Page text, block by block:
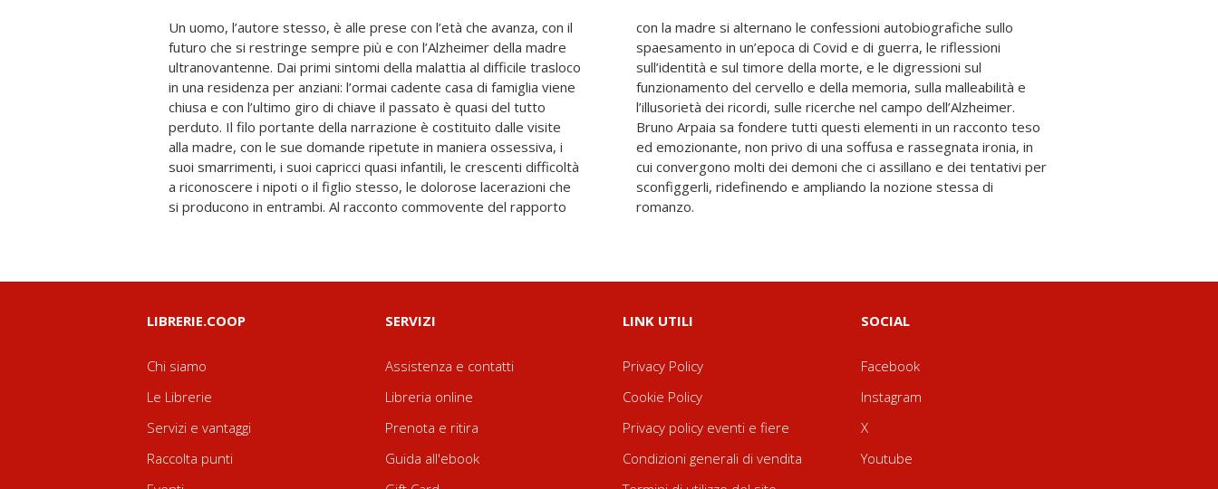
Un uomo, l’autore stesso, è alle prese con l’età che avanza, con il
futuro che si restringe sempre più e con l’Alzheimer della madre
ultranovantenne. Dai primi sintomi della malattia al difficile trasloco
in una residenza per anziani: l’ormai cadente casa di famiglia viene
chiusa e con l’ultimo giro di chiave il passato è quasi del tutto
perduto. Il filo portante della narrazione è costituito dalle visite
alla madre, con le sue domande ripetute in maniera ossessiva, i
suoi smarrimenti, i suoi capricci quasi infantili, le crescenti difficoltà
a riconoscere i nipoti o il figlio stesso, le dolorose lacerazioni che
si producono in entrambi. Al racconto commovente del rapporto
con la madre si alternano le confessioni autobiografiche sullo
spaesamento in un’epoca di Covid e di guerra, le riflessioni
sull’identità e sul timore della morte, e le digressioni sul
funzionamento del cervello e della memoria, sulla malleabilità e
l’illusorietà dei ricordi, sulle ricerche nel campo dell’Alzheimer.
Bruno Arpaia sa fondere tutti questi elementi in un racconto teso
ed emozionante, non privo di una soffusa e rassegnata ironia, in
cui convergono molti dei demoni che ci assillano e dei tentativi per
sconfiggerli, ridefinendo e ampliando la nozione stessa di
romanzo.
LIBRERIE.COOP
Chi siamo
Le Librerie
Servizi e vantaggi
Raccolta punti
SERVIZI
Assistenza e contatti
Libreria online
Prenota e ritira
Guida all'ebook
LINK UTILI
Privacy Policy
Cookie Policy
Privacy policy eventi e fiere
Condizioni generali di vendita
SOCIAL
Facebook
Instagram
X
Youtube